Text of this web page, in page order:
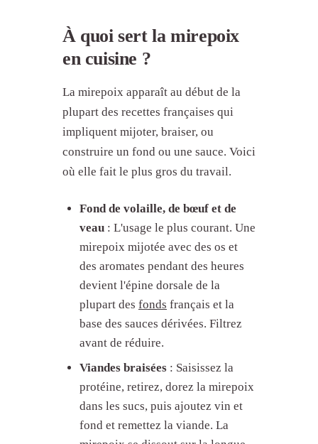
À quoi sert la mirepoix
en cuisine ?
La mirepoix apparaît au début de la
plupart des recettes françaises qui
impliquent mijoter, braiser, ou
construire un fond ou une sauce. Voici
où elle fait le plus gros du travail.
Fond de volaille, de bœuf et de
veau : L'usage le plus courant. Une
mirepoix mijotée avec des os et
des aromates pendant des heures
devient l'épine dorsale de la
plupart des fonds français et la
base des sauces dérivées. Filtrez
avant de réduire.
Viandes braisées : Saisissez la
protéine, retirez, dorez la mirepoix
dans les sucs, puis ajoutez vin et
fond et remettez la viande. La